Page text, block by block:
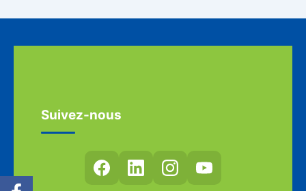
Suivez-nous